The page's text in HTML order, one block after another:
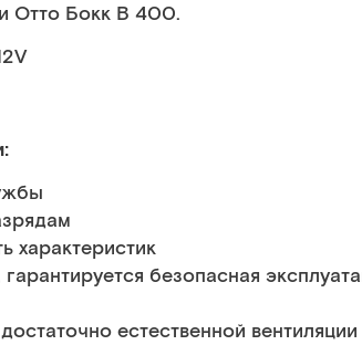
Отто Бокк B 400.
характеристик
безопасная
естественной вентиляции